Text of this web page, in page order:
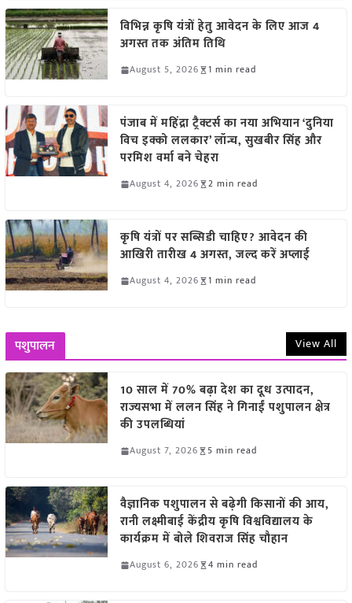
विभिन्न कृषि यंत्रों हेतु आवेदन के लिए आज 4
अगस्त तक अंतिम तिथि
August 5, 2026 1 min read
पंजाब में महिंद्रा ट्रैक्टर्स का नया अभियान ‘दुनिया
विच इक्को ललकार’ लॉन्च, सुखबीर सिंह और
परमिश वर्मा बने चेहरा
August 4, 2026 2 min read
कृषि यंत्रों पर सब्सिडी चाहिए? आवेदन की
आखिरी तारीख 4 अगस्त, जल्द करें अप्लाई
August 4, 2026 1 min read
पशुपालन View All
10 साल में 70% बढ़ा देश का दूध उत्पादन,
राज्यसभा में ललन सिंह ने गिनाईं पशुपालन क्षेत्र
की उपलब्धियां
August 7, 2026 5 min read
वैज्ञानिक पशुपालन से बढ़ेगी किसानों की आय,
रानी लक्ष्मीबाई केंद्रीय कृषि विश्वविद्यालय के
कार्यक्रम में बोले शिवराज सिंह चौहान
August 6, 2026 4 min read